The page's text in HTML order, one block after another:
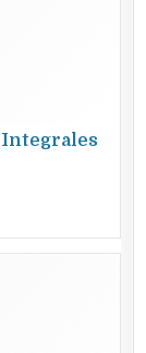
Integrales